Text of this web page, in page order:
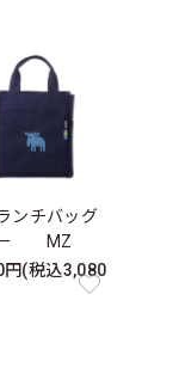
ンチバッグ
ー MZ
円(税込3,080